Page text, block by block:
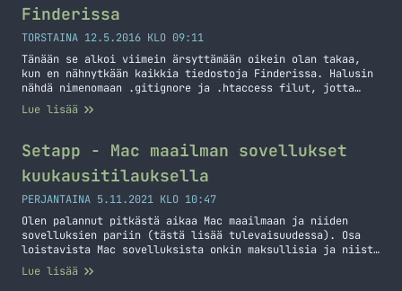
Finderissa
TORSTAINA 12.5.2016 KLO 09:11
Tänään se alkoi viimein ärsyttämään oikein olan takaa,
kun en nähnytkään kaikkia tiedostoja Finderissa. Halusin
nähdä nimenomaan .gitignore ja .htaccess filut, jotta
saisin ne kopioitua eteenpäin toisaalle. No tämä on
aiemmin tehty komentorivin kautta, mutta tänään päätin
olikin onneksi helppo sillä se vaati vain parin komennon
ajamisen päätteellä… Jatka lukemista Kaikki tiedostot
näkyviin Mac OS X Finderissa
Lue lisää
Setapp - Mac maailman sovellukset
kuukausitilauksella
PERJANTAINA 5.11.2021 KLO 10:47
Olen palannut pitkästä aikaa Mac maailmaan ja niiden
sovelluksien pariin (tästä lisää tulevaisuudessa). Osa
loistavista Mac sovelluksista onkin maksullisia ja niistä
kyllä sinällään maksaakin ihan mielellään, koska ne onkin
sitten jo toimivia. Setapp on palvelu, jossa yhdellä
Lue lisää